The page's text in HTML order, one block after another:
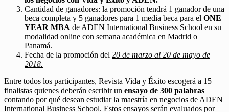
Cantidad de ganadores: la promoción tendrá 1 ganador de una
beca completa y 5 ganadores para 1 media beca para el ONE
YEAR MBA de ADEN International Business School en su
modalidad online con semana académica en Madrid o
Panamá.
Fecha de la promoción del 20 de marzo al 20 de mayo de
2018.
Entre todos los participantes, Revista Vida y Éxito escogerá a 15
finalistas quienes deberán escribir un ensayo de 300 palabras
contando por qué desean estudiar la maestría en negocios de ADEN
International Business School. Estos ensayos serán evaluados por